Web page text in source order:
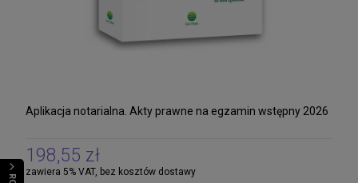
Aplikacja notarialna. Akty prawne na egzamin wstępny 2026
198,55 zł
zawiera 5% VAT, bez kosztów dostawy